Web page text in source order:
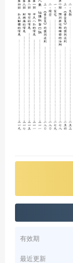
有效期
最近更新